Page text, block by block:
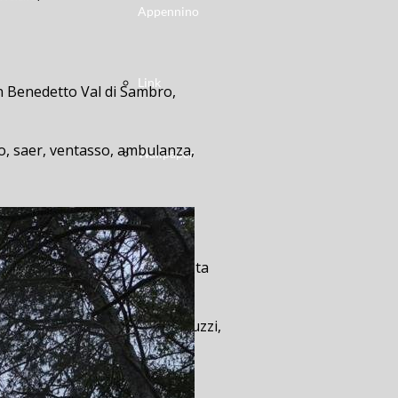
Appennino
Link
Wallpaper
Benedetto Val di Sambro,
saer, ventasso, ambulanza,
è avvenuto questa
belvedere, duca-degli-abruzzi,